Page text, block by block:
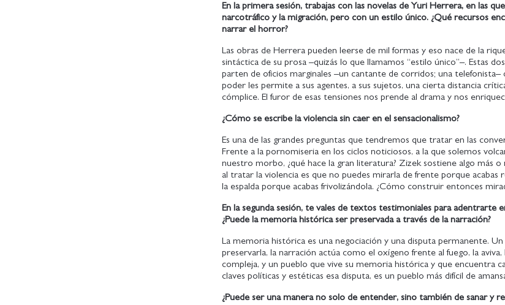
En la primera sesión, trabajas con las novelas de Yuri Herrera, en las
narcotráfico y la migración, pero con un estilo único. ¿Qué recursos
narrar el horror?
Las obras de Herrera pueden leerse de mil formas y eso nace de la
sintáctica de su prosa –quizás lo que llamamos “estilo único”–. Estas
parten de oficios marginales –un cantante de corridos; una telefonista–
poder les permite a sus agentes, a sus sujetos, una cierta distancia
cómplice. El furor de esas tensiones nos prende al drama y nos
¿Cómo se escribe la violencia sin caer en el sensacionalismo?
Es una de las grandes preguntas que tendremos que tratar en las
Frente a la pornomiseria en los ciclos noticiosos, a la que solemos
nuestro morbo, ¿qué hace la gran literatura? Zizek sostiene algo más o
al tratar la violencia es que no puedes mirarla de frente porque acabas
la espalda porque acabas frivolizándola. ¿Cómo construir entonces
En la segunda sesión, te vales de textos testimoniales para adentrarte
¿Puede la memoria histórica ser preservada a través de la narración?
La memoria histórica es una negociación y una disputa permanente. Un
preservarla, la narración actúa como el oxígeno frente al fuego, la aviva,
compleja, y un pueblo que vive su memoria histórica y que encuentra
claves políticas y estéticas esa disputa, es un pueblo más difícil de
¿Puede ser una manera no solo de entender, sino también de sanar y